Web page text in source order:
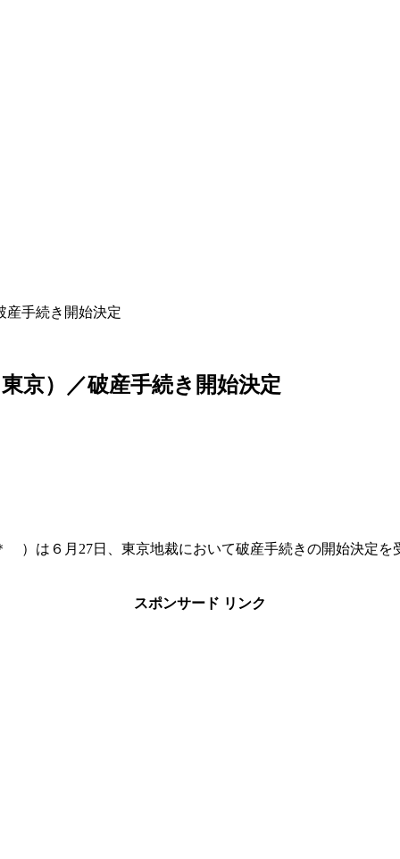
産手続き開始決定
京）／破産手続き開始決定
）は６月27日、東京地裁において破産手続きの開始決定を
スポンサード リンク